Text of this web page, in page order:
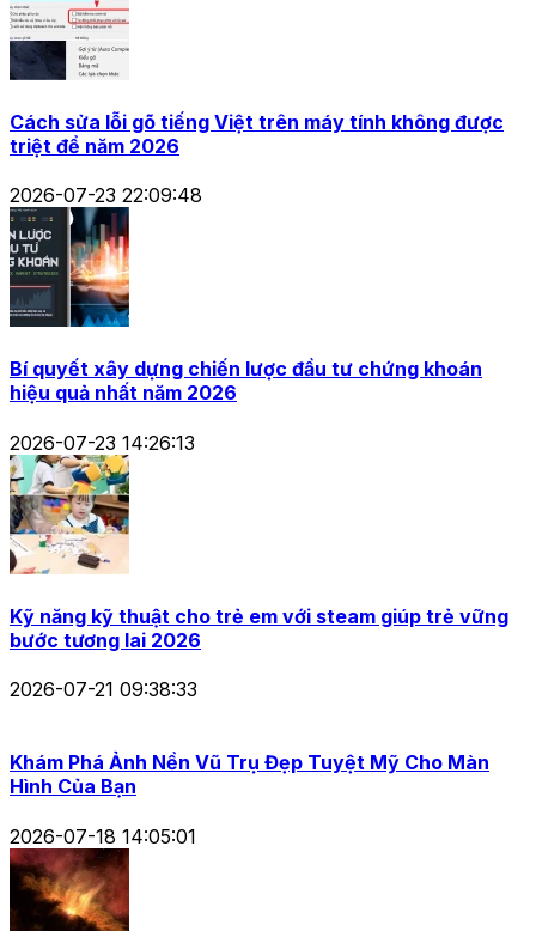
Cách sửa lỗi gõ tiếng Việt trên máy tính không được
triệt để năm 2026
2026-07-23 22:09:48
Bí quyết xây dựng chiến lược đầu tư chứng khoán
hiệu quả nhất năm 2026
2026-07-23 14:26:13
Kỹ năng kỹ thuật cho trẻ em với steam giúp trẻ vững
bước tương lai 2026
2026-07-21 09:38:33
Khám Phá Ảnh Nền Vũ Trụ Đẹp Tuyệt Mỹ Cho Màn
Hình Của Bạn
2026-07-18 14:05:01